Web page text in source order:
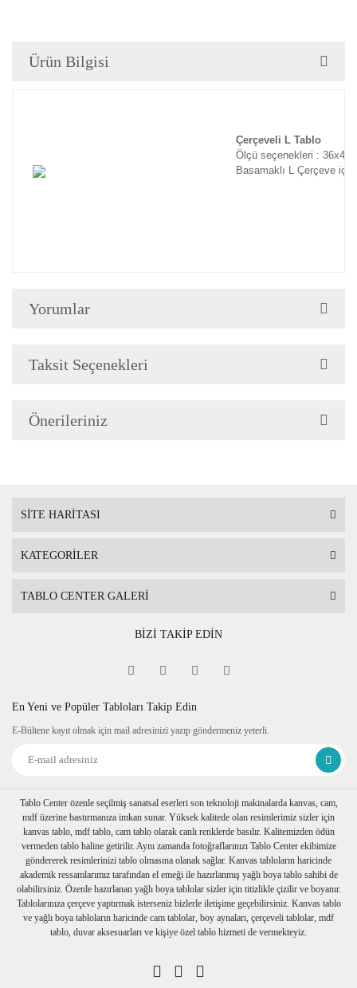
Ürün Bilgisi
Çerçeveli L Tablo
Ölçü seçenekleri :
Basamaklı L Çerçeve
Nakliye sırasında hasar
Yorumlar
Taksit Seçenekleri
Önerileriniz
SİTE HARİTASI
KATEGORİLER
TABLO CENTER GALERİ
BİZİ TAKİP EDİN
En Yeni ve Popüler Tabloları Takip Edin
E-Bültene kayıt olmak için mail adresinizi yazıp göndermeniz yeterli.
Tablo Center özenle seçilmiş sanatsal eserleri son teknoloji makinalarda kanvas, cam,
mdf üzerine bastırmanıza imkan sunar. Yüksek kalitede olan resimlerimiz sizler için
kanvas tablo, mdf tablo, cam tablo olarak canlı renklerde basılır. Kalitemizden ödün
vermeden tablo haline getirilir. Aynı zamanda fotoğraflarınızı Tablo Center ekibimize
göndererek resimlerinizi tablo olmasına olanak sağlar. Kanvas tabloların haricinde
akademik ressamlarımız tarafından el emeği ile hazırlanmış yağlı boya tablo sahibi de
olabilirsiniz. Özenle hazırlanan yağlı boya tablolar sizler için titizlikle çizilir ve boyanır.
Tablolarınıza çerçeve yaptırmak isterseniz bizlerle iletişime geçebilirsiniz. Kanvas tablo
ve yağlı boya tabloların haricinde cam tablolar, boy aynaları, çerçeveli tablolar, mdf
tablo, duvar aksesuarları ve kişiye özel tablo hizmeti de vermekteyiz.